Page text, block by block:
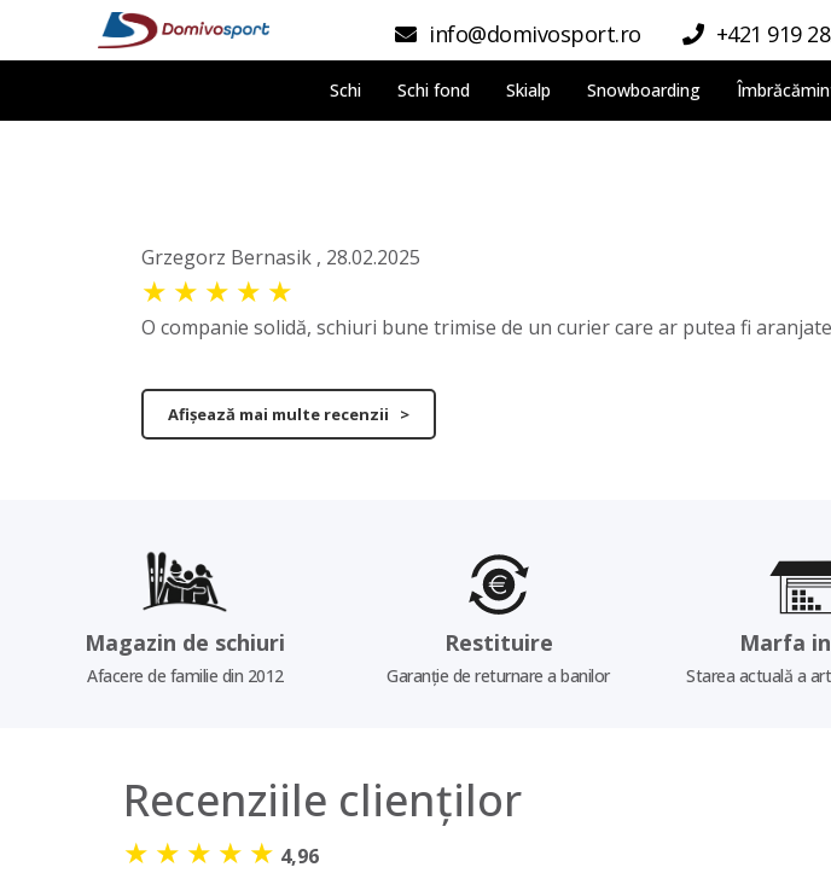
info@domivosport.ro +421 919
Schi Schi fond Skialp Snowboarding
Grzegorz Bernasik , 28.02.2025
★ ★ ★ ★ ★
O companie solidă, schiuri bune trimise de un curier care ar putea fi
Afișează mai multe recenzii >
Magazin de schiuri
Afacere de familie din 2012
Restituire
Garanție de returnare a banilor
Marfa
Starea actuală a
Recenziile clienților
★ ★ ★ ★ ★ 4,96